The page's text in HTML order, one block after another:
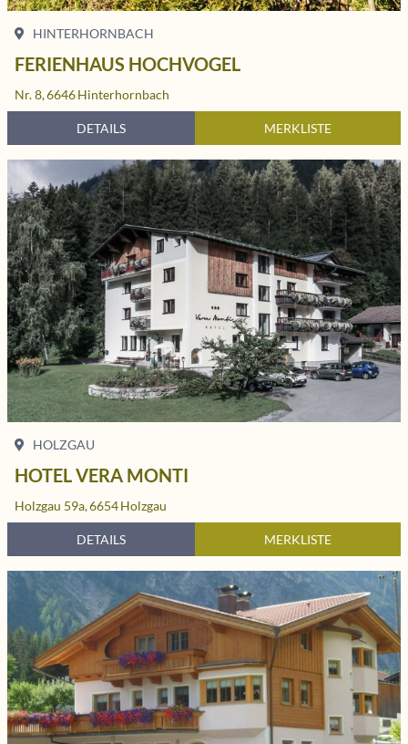
HINTERHORNBACH
FERIENHAUS HOCHVOGEL
Nr. 8,6646Hinterhornbach
DETAILS MERKLISTE
HOLZGAU
HOTEL VERA MONTI
Holzgau 59a,6654Holzgau
DETAILS MERKLISTE